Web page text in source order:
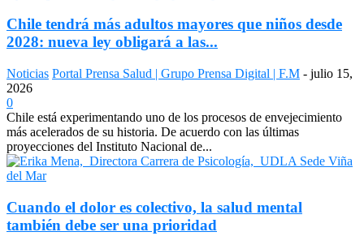
Chile tendrá más adultos mayores que niños desde
2028: nueva ley obligará a las...
Noticias Portal Prensa Salud | Grupo Prensa Digital | F.M - julio 15,
2026
0
Chile está experimentando uno de los procesos de envejecimiento
más acelerados de su historia. De acuerdo con las últimas
proyecciones del Instituto Nacional de...
Cuando el dolor es colectivo, la salud mental
también debe ser una prioridad